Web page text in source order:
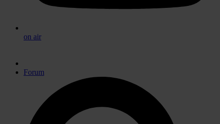
on air
Forum